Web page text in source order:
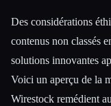
Des considérations
contenus non classés
solutions innovantes
Voici un aperçu de la
Wirestock remédient